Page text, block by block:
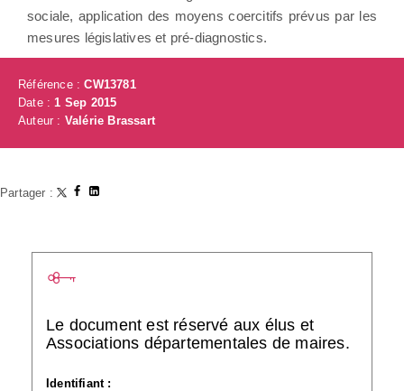
sociale, application des moyens coercitifs prévus par les
mesures législatives et pré-diagnostics.
Référence :CW13781
Date : 1 Sep 2015
Auteur : Valérie Brassart
Partager :
Le document est réservé aux élus et
Associations départementales de maires.
Identifiant :